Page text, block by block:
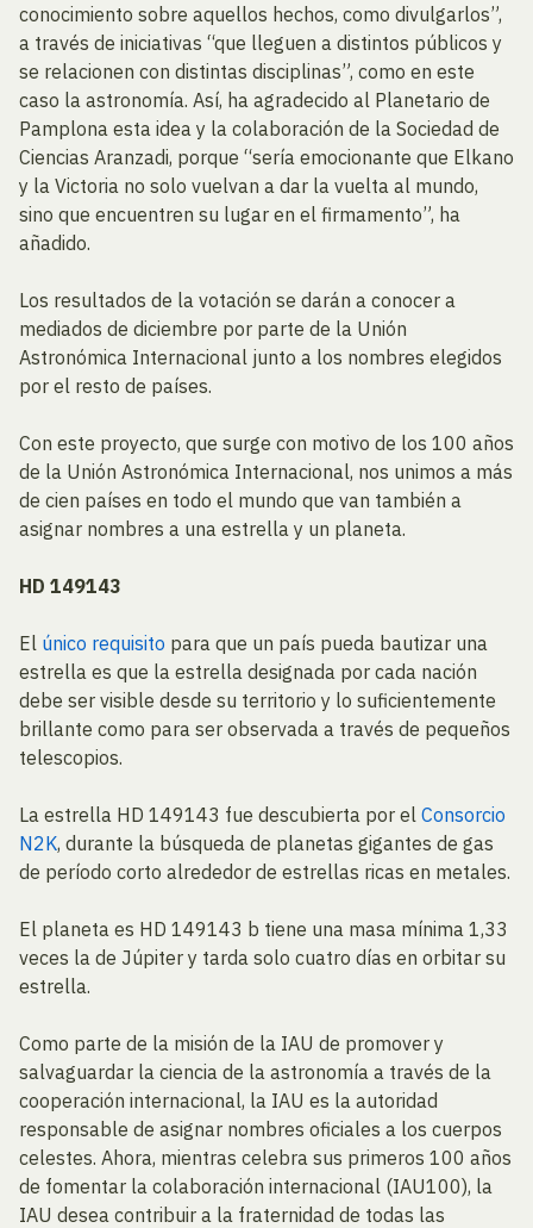
conocimiento sobre aquellos hechos, como divulgarlos”,
a través de iniciativas “que lleguen a distintos públicos y
se relacionen con distintas disciplinas”, como en este
caso la astronomía. Así, ha agradecido al Planetario de
Pamplona esta idea y la colaboración de la Sociedad de
Ciencias Aranzadi, porque “sería emocionante que Elkano
y la Victoria no solo vuelvan a dar la vuelta al mundo,
sino que encuentren su lugar en el firmamento”, ha
añadido.
Los resultados de la votación se darán a conocer a
mediados de diciembre por parte de la Unión
Astronómica Internacional junto a los nombres elegidos
por el resto de países.
Con este proyecto, que surge con motivo de los 100 años
de la Unión Astronómica Internacional, nos unimos a más
de cien países en todo el mundo que van también a
asignar nombres a una estrella y un planeta.
HD 149143
El único requisito para que un país pueda bautizar una
estrella es que la estrella designada por cada nación
debe ser visible desde su territorio y lo suficientemente
brillante como para ser observada a través de pequeños
telescopios.
La estrella HD 149143 fue descubierta por el Consorcio
N2K, durante la búsqueda de planetas gigantes de gas
de período corto alrededor de estrellas ricas en metales.
El planeta es HD 149143 b tiene una masa mínima 1,33
veces la de Júpiter y tarda solo cuatro días en orbitar su
estrella.
Como parte de la misión de la IAU de promover y
salvaguardar la ciencia de la astronomía a través de la
cooperación internacional, la IAU es la autoridad
responsable de asignar nombres oficiales a los cuerpos
celestes. Ahora, mientras celebra sus primeros 100 años
de fomentar la colaboración internacional (IAU100), la
IAU desea contribuir a la fraternidad de todas las